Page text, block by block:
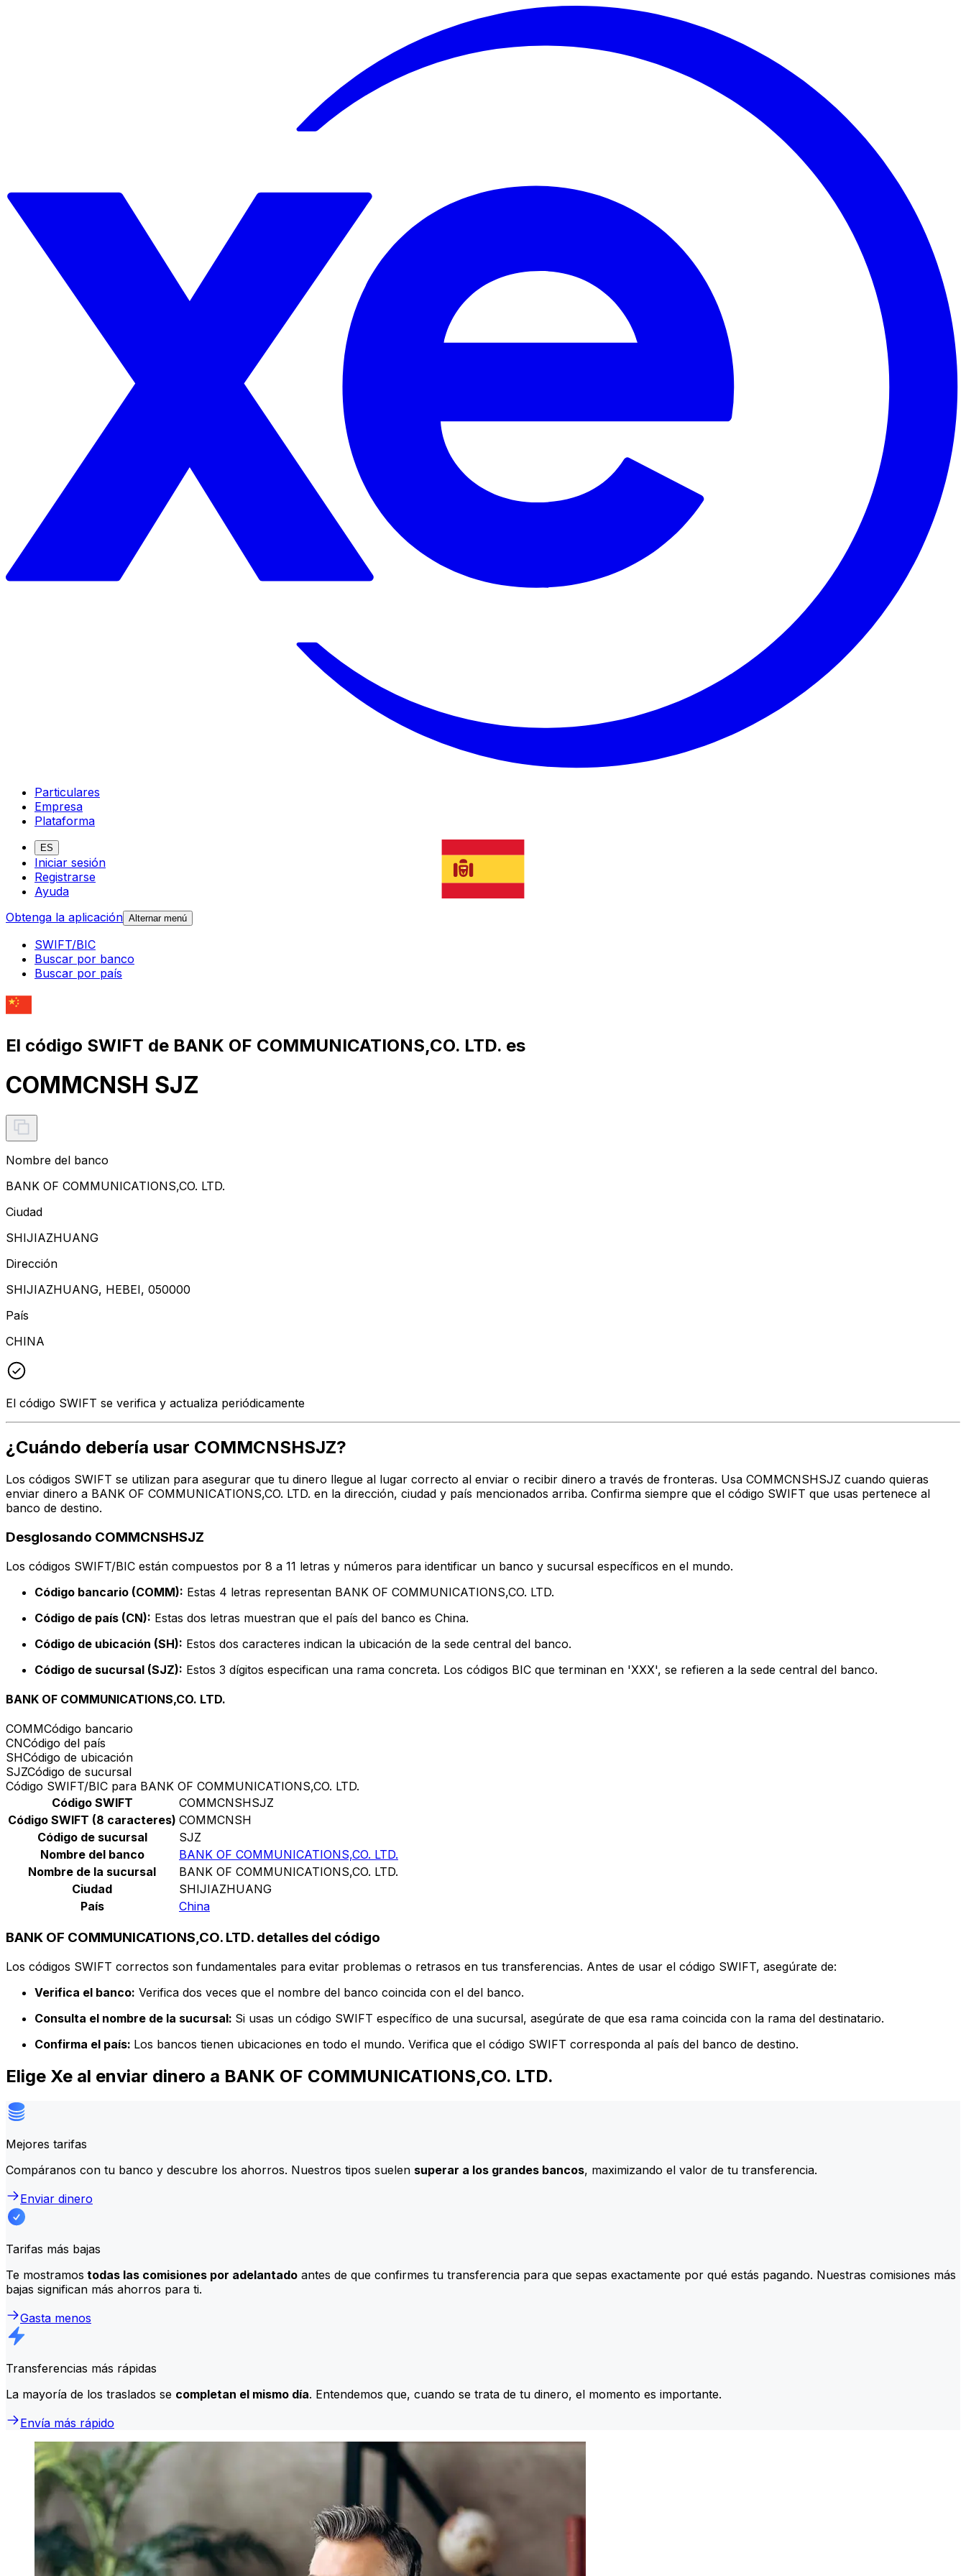
Particulares
Empresa
Plataforma
ES
Iniciar sesión
Registrarse
Ayuda
Obtenga la aplicación Alternar menú
SWIFT/BIC
Buscar por banco
Buscar por país
El código SWIFT de BANK OF COMMUNICATIONS,CO. LTD. es
COMMCNSH SJZ
Nombre del banco
BANK OF COMMUNICATIONS,CO. LTD.
Ciudad
SHIJIAZHUANG
Dirección
SHIJIAZHUANG, HEBEI, 050000
País
CHINA
El código SWIFT se verifica y actualiza periódicamente
¿Cuándo debería usar COMMCNSHSJZ?
Los códigos SWIFT se utilizan para asegurar que tu dinero llegue al lugar correcto al enviar o recibir dinero a través de fronteras. Usa COMMCNSHSJZ cuando quieras
enviar dinero a BANK OF COMMUNICATIONS,CO. LTD. en la dirección, ciudad y país mencionados arriba. Confirma siempre que el código SWIFT que usas pertenece al
banco de destino.
Desglosando COMMCNSHSJZ
Los códigos SWIFT/BIC están compuestos por 8 a 11 letras y números para identificar un banco y sucursal específicos en el mundo.
Código bancario (COMM): Estas 4 letras representan BANK OF COMMUNICATIONS,CO. LTD.
Código de país (CN): Estas dos letras muestran que el país del banco es China.
Código de ubicación (SH): Estos dos caracteres indican la ubicación de la sede central del banco.
Código de sucursal (SJZ): Estos 3 dígitos especifican una rama concreta. Los códigos BIC que terminan en 'XXX', se refieren a la sede central del banco.
BANK OF COMMUNICATIONS,CO. LTD.
COMMCódigo bancario
CNCódigo del país
SHCódigo de ubicación
SJZCódigo de sucursal
Código SWIFT/BIC para BANK OF COMMUNICATIONS,CO. LTD.
Código SWIFT
COMMCNSHSJZ
Código SWIFT (8 caracteres) COMMCNSH
Código de sucursal
SJZ
Nombre del banco
BANK OF COMMUNICATIONS,CO. LTD.
Nombre de la sucursal
BANK OF COMMUNICATIONS,CO. LTD.
Ciudad
SHIJIAZHUANG
País
China
BANK OF COMMUNICATIONS,CO. LTD. detalles del código
Los códigos SWIFT correctos son fundamentales para evitar problemas o retrasos en tus transferencias. Antes de usar el código SWIFT, asegúrate de:
Verifica el banco: Verifica dos veces que el nombre del banco coincida con el del banco.
Consulta el nombre de la sucursal: Si usas un código SWIFT específico de una sucursal, asegúrate de que esa rama coincida con la rama del destinatario.
Confirma el país: Los bancos tienen ubicaciones en todo el mundo. Verifica que el código SWIFT corresponda al país del banco de destino.
Elige Xe al enviar dinero a BANK OF COMMUNICATIONS,CO. LTD.
Mejores tarifas
Compáranos con tu banco y descubre los ahorros. Nuestros tipos suelen superar a los grandes bancos, maximizando el valor de tu transferencia.
Enviar dinero
Tarifas más bajas
Te mostramos todas las comisiones por adelantado antes de que confirmes tu transferencia para que sepas exactamente por qué estás pagando. Nuestras comisiones más
bajas significan más ahorros para ti.
Gasta menos
Transferencias más rápidas
La mayoría de los traslados se completan el mismo día. Entendemos que, cuando se trata de tu dinero, el momento es importante.
Envía más rápido